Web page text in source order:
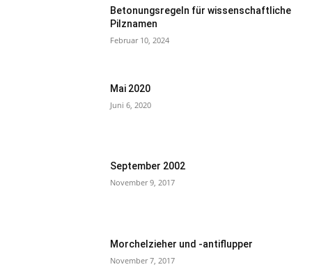
Betonungsregeln für wissenschaftliche
Pilznamen
Februar 10, 2024
Mai 2020
Juni 6, 2020
September 2002
November 9, 2017
Morchelzieher und -antiflupper
November 7, 2017